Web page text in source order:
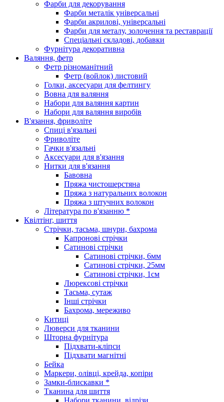
Фарби для декорування
Фарби металік універсальні
Фарби акрилові, універсальні
Фарби для металу, золочення та реставрації
Спеціальні складові, добавки
Фурнітура декоративна
Валяння, фетр
Фетр різноманітний
Фетр (войлок) листовий
Голки, аксесуари для фелтингу
Вовна для валяння
Набори для валяння картин
Набори для валяння виробів
В'язання, фриволіте
Спиці в'язальні
Фриволіте
Гачки в'язальні
Аксесуари для в'язання
Нитки для в'язання
Бавовна
Пряжа чистошерстяна
Пряжа з натуральних волокон
Пряжа з штучних волокон
Література по в'язанню *
Квілтінг, шиття
Стрічки, тасьма, шнури, бахрома
Капронові стрічки
Сатинові стрічки
Сатинові стрічки, 6мм
Сатинові стрічки, 25мм
Сатинові стрічки, 1см
Люрексові стрічки
Тасьма, сутаж
Інші стрічки
Бахрома, мереживо
Китиці
Люверси для тканини
Шторна фурнітура
Підхвати-кліпси
Підхвати магнітні
Бейка
Маркери, олівці, крейда, копіри
Замки-блискавки *
Тканина для шиття
Набори тканини, відрізи